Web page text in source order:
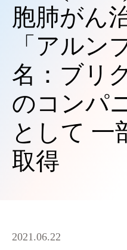
胞肺がん
「アルン
名：ブリ
のコンパ
として 一
取得
2021.06.22